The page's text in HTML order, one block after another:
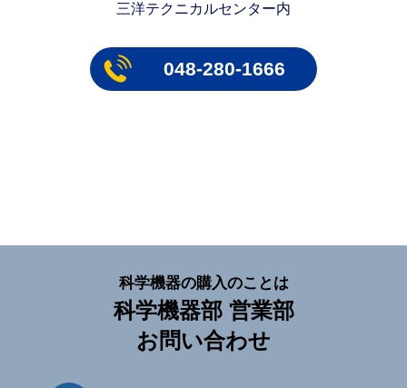
三洋テクニカルセンター内
048-280-1666
科学機器の購入のことは
科学機器部 営業部
お問い合わせ